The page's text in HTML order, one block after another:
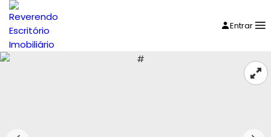
Entrar